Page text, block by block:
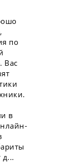
по
Вас
в
д...